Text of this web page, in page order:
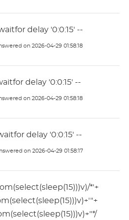
delay '0:0:15' --
on 2026-04-29 01:58:18
delay '0:0:15' --
on 2026-04-29 01:58:18
delay '0:0:15' --
on 2026-04-29 01:58:17
*'+